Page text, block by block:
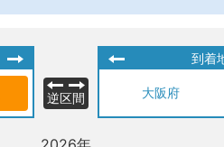
逆区間
到着
大阪府